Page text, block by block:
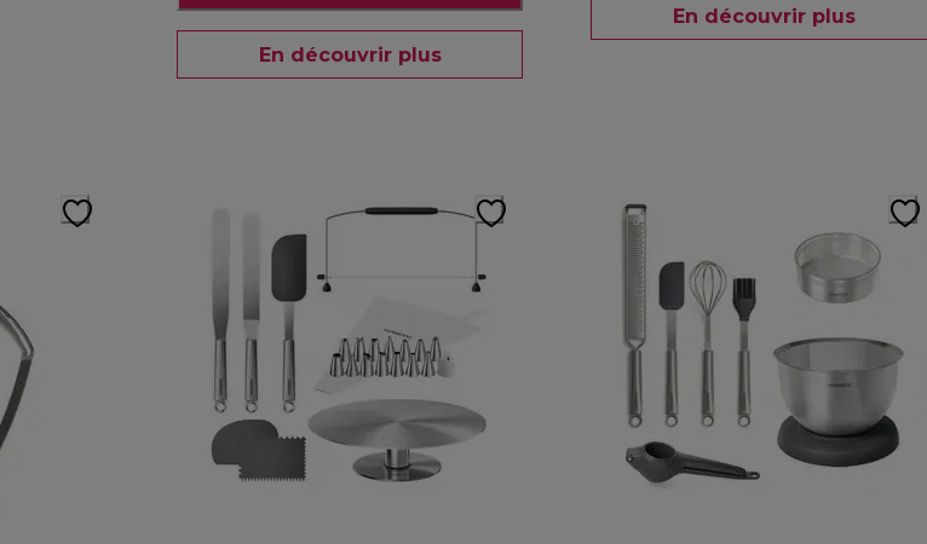
En découvrir plus
En découvrir plus